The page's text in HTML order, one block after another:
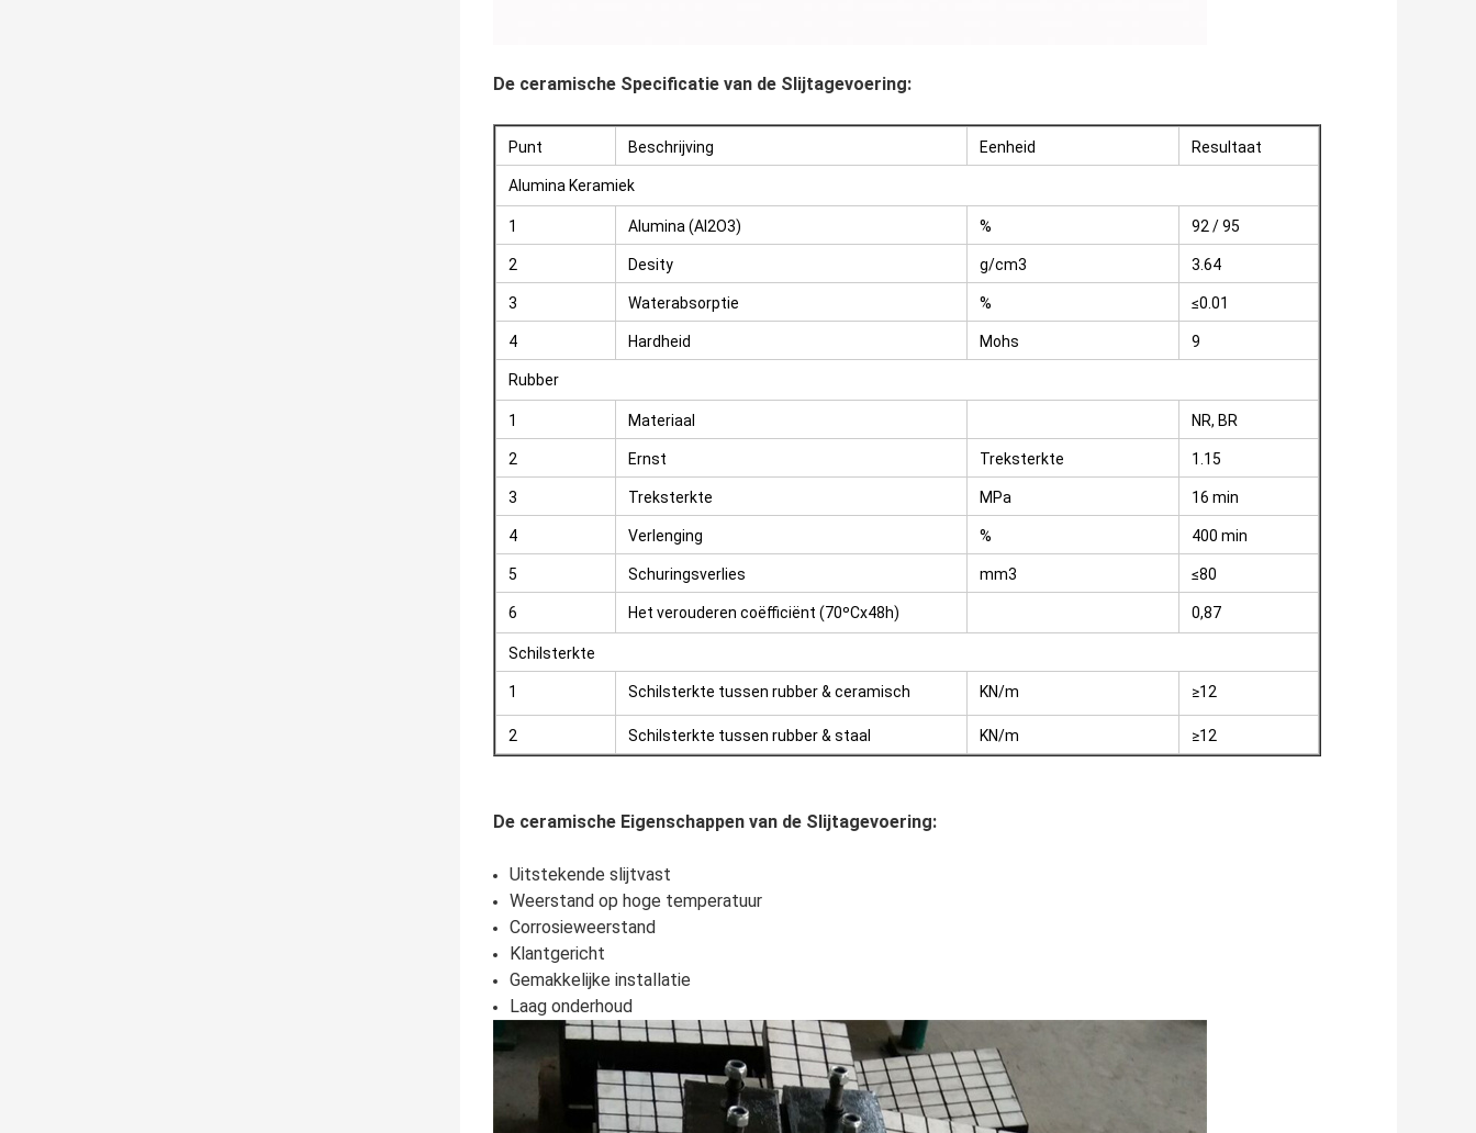
De ceramische Specificatie van de Slijtagevoering:
Punt Beschrijving Eenheid Resultaat
Alumina Keramiek
1 Alumina (Al2O3) % 92 / 95
2 Desity g/cm3 3.64
3 Waterabsorptie % ≤0.01
4 Hardheid Mohs 9
Rubber
1 Materiaal NR, BR
2 Ernst Treksterkte 1.15
3 Treksterkte MPa 16 min
4 Verlenging % 400 min
5 Schuringsverlies mm3 ≤80
6 Het verouderen coëfficiënt (70ºCx48h) 0,87
Schilsterkte
1 Schilsterkte tussen rubber & ceramisch KN/m ≥12
2 Schilsterkte tussen rubber & staal KN/m ≥12
De ceramische Eigenschappen van de Slijtagevoering:
Uitstekende slijtvast
Weerstand op hoge temperatuur
Corrosieweerstand
Klantgericht
Gemakkelijke installatie
Laag onderhoud